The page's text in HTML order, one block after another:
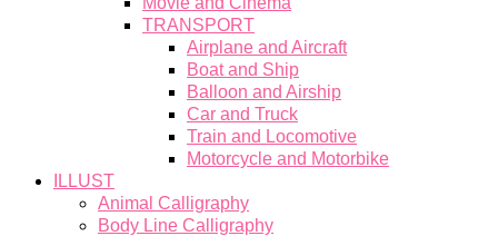
TRANSPORT
Airplane and Aircraft
Boat and Ship
Balloon and Airship
Car and Truck
Train and Locomotive
Motorcycle and Motorbike
ILLUST
Animal Calligraphy
Body Line Calligraphy